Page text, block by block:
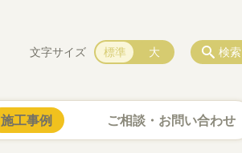
施工事例 ご相談・お問い合わせ
検索
文字サイズ 標準 大